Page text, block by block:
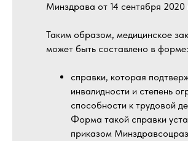
Минздрава от 14 сентября
Таким образом, медицинское
может быть составлено в форме:
справки, которая
инвалидности и степень
способности к трудовой
Форма такой справки
приказом